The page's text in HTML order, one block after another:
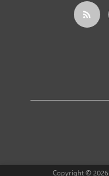
Copyright © 2026